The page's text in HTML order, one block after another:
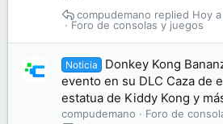
Foro de consolas y juegos
Hoy
compudemano
Noticia
Donkey Kong
evento en su DLC Caza de
estatua de Kiddy Kong y
compudemano
Foro de